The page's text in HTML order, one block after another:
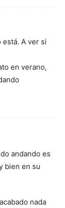
está. A ver si
en verano,
andando es
bien en su
nada